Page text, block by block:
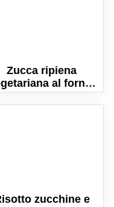
Zucca ripiena
al forno:
ricetta buona e
salutare!
zucchine e